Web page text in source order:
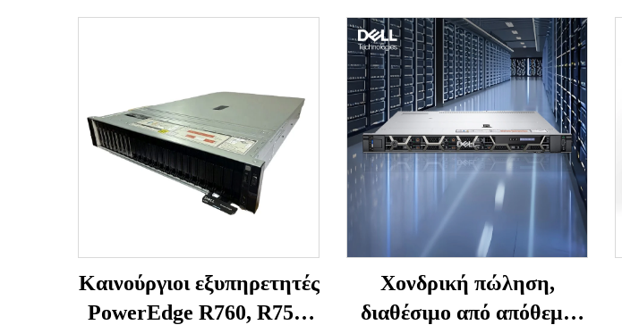
Καινούργιοι εξυπηρετητές
PowerEdge R760, R750,
Χονδρική πώληση,
διαθέσιμο από απόθεμα